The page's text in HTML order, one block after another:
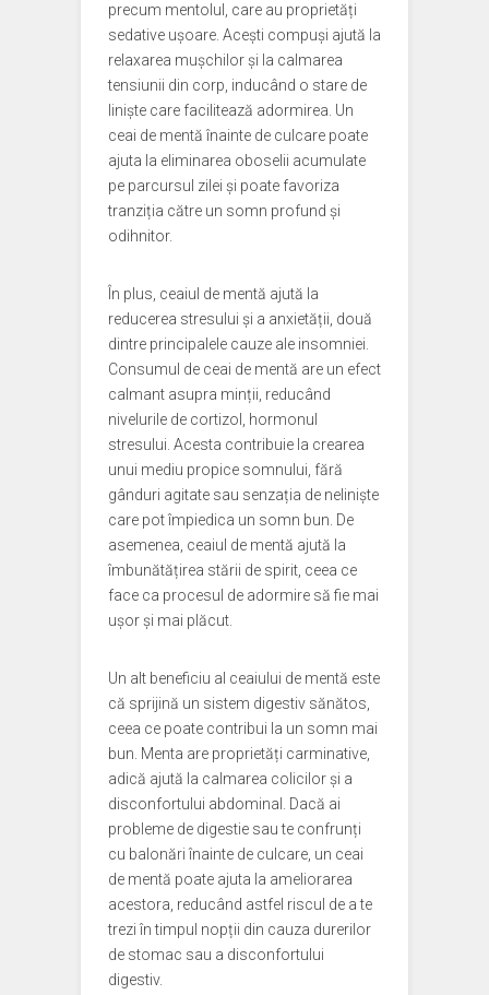
precum mentolul, care au proprietăți
sedative ușoare. Acești compuși ajută la
relaxarea mușchilor și la calmarea
tensiunii din corp, inducând o stare de
liniște care facilitează adormirea. Un
ceai de mentă înainte de culcare poate
ajuta la eliminarea oboselii acumulate
pe parcursul zilei și poate favoriza
tranziția către un somn profund și
odihnitor.
În plus, ceaiul de mentă ajută la
reducerea stresului și a anxietății, două
dintre principalele cauze ale insomniei.
Consumul de ceai de mentă are un efect
calmant asupra minții, reducând
nivelurile de cortizol, hormonul
stresului. Acesta contribuie la crearea
unui mediu propice somnului, fără
gânduri agitate sau senzația de neliniște
care pot împiedica un somn bun. De
asemenea, ceaiul de mentă ajută la
îmbunătățirea stării de spirit, ceea ce
face ca procesul de adormire să fie mai
ușor și mai plăcut.
Un alt beneficiu al ceaiului de mentă este
că sprijină un sistem digestiv sănătos,
ceea ce poate contribui la un somn mai
bun. Menta are proprietăți carminative,
adică ajută la calmarea colicilor și a
disconfortului abdominal. Dacă ai
probleme de digestie sau te confrunți
cu balonări înainte de culcare, un ceai
de mentă poate ajuta la ameliorarea
acestora, reducând astfel riscul de a te
trezi în timpul nopții din cauza durerilor
de stomac sau a disconfortului
digestiv.